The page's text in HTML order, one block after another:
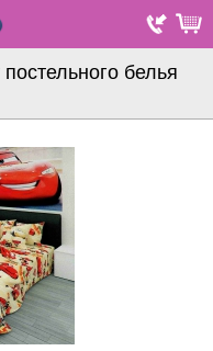
белья